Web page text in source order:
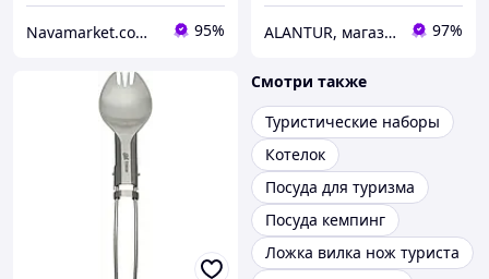
Navamarket.com.ua © Туристическое и спортивное снаряжение 95% ALANTUR, магазин туристичного спорядження та велосипедів 97%
Смотри также
Туристические наборы
Котелок
Посуда для туризма
Посуда кемпинг
Ложка вилка нож туриста